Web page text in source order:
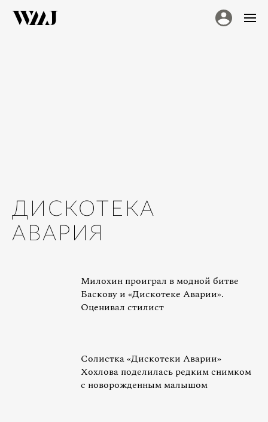
ДИСКОТЕКА
АВАРИЯ
Милохин проиграл в модной битве
Баскову и «Дискотеке Аварии».
Оценивал стилист
Солистка «Дискотеки Аварии»
Хохлова поделилась редким снимком
с новорожденным малышом